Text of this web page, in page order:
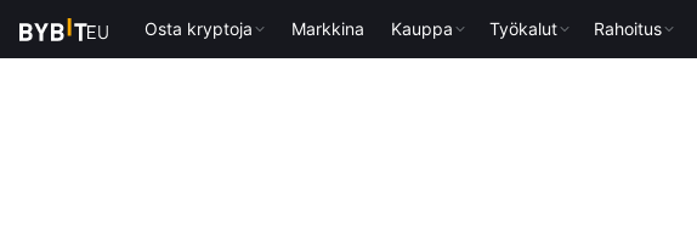
Osta kryptoja Markkina Kauppa Työkalut Rahoitus